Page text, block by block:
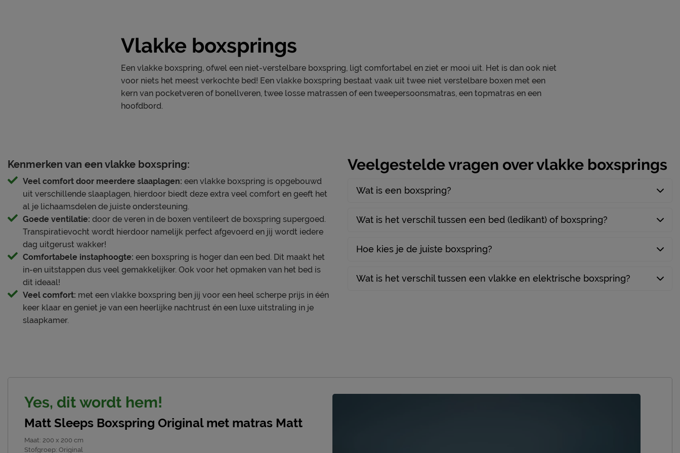
Je nieuwe boxspring wil je natuurlijk zo lang mogelijk mooi én schoon houden. Alle
schoonmaakinstructies, evenals de garantie op de boxspring, vind je terug bij het
Original
polyester
polyether SG25, 3 cm
Matt
Opbouw matraskern
traagschuim
Comfortzones
7
Hardheid Matrassen
medium
Poten
Kegel
Materiaal poten
Kleur poten
zwart
Goed om te weten
Leveranciersinformatie
Naam Matt Sleeps B.V.
Locatie
Vlakke boxsprings
Een vlakke boxspring, ofwel een niet-verstelbare boxspring, ligt comfortabel en ziet er mooi uit. Het is dan ook niet
voor niets het meest verkochte bed! Een vlakke boxspring bestaat vaak uit twee niet verstelbare boxen met een
kern van pocketveren of bonellveren, twee losse matrassen of een tweepersoonsmatras, een topmatras en een
hoofdbord.
Kenmerken van een vlakke boxspring:
Veel comfort door meerdere slaaplagen: een vlakke boxspring is opgebouwd
uit verschillende slaaplagen, hierdoor biedt deze extra veel comfort en geeft het
al je lichaamsdelen de juiste ondersteuning.
Goede ventilatie: door de veren in de boxen ventileert de boxspring supergoed.
Transpiratievocht wordt hierdoor namelijk perfect afgevoerd en jij wordt iedere
dag uitgerust wakker!
Comfortabele instaphoogte: een boxspring is hoger dan een bed. Dit maakt het
in-en uitstappen dus veel gemakkelijker. Ook voor het opmaken van het bed is
dit ideaal!
Veel comfort: met een vlakke boxspring ben jij voor een heel scherpe prijs in één
keer klaar en geniet je van een heerlijke nachtrust én een luxe uitstraling in je
slaapkamer.
Veelgestelde vragen over vlakke boxsprings
Wat is een boxspring?
Wat is het verschil tussen een bed (ledikant) of boxspring?
Hoe kies je de juiste boxspring?
Wat is het verschil tussen een vlakke en elektrische boxspring?
Yes, dit wordt hem!
Matt Sleeps Boxspring Original met matras Matt
Maat: 200 x 200 cm
Stofgroep: Original